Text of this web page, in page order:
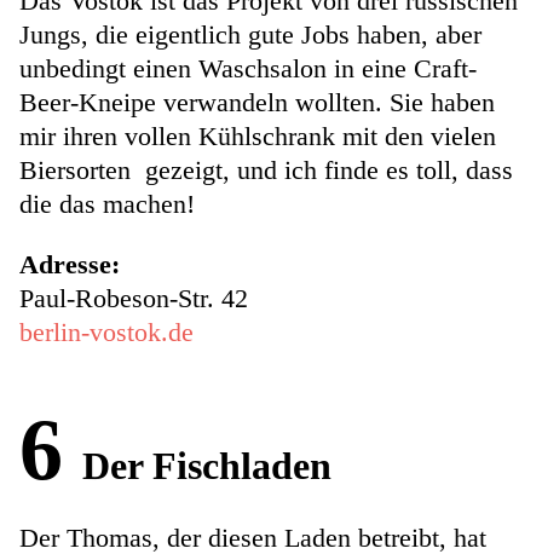
Jungs, die eigentlich gute Jobs haben, aber
unbedingt einen Waschsalon in eine Craft-
Beer-Kneipe verwandeln wollten. Sie haben
mir ihren vollen Kühlschrank mit den vielen
Biersorten gezeigt, und ich finde es toll, dass
die das machen!
Adresse:
Paul-Robeson-Str. 42
berlin-vostok.de
6 Der Fischladen
Der Thomas, der diesen Laden betreibt, hat